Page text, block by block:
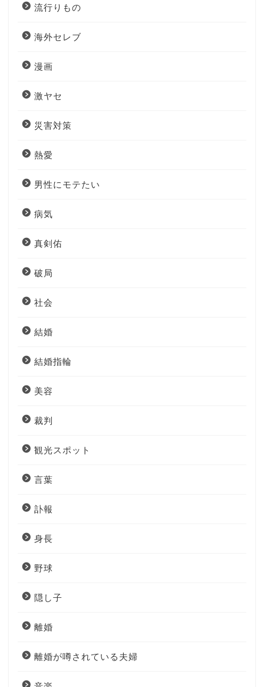
流行りもの
海外セレブ
漫画
激ヤセ
災害対策
熱愛
男性にモテたい
病気
真剣佑
破局
社会
結婚
結婚指輪
美容
裁判
観光スポット
言葉
訃報
身長
野球
隠し子
離婚
離婚が噂されている夫婦